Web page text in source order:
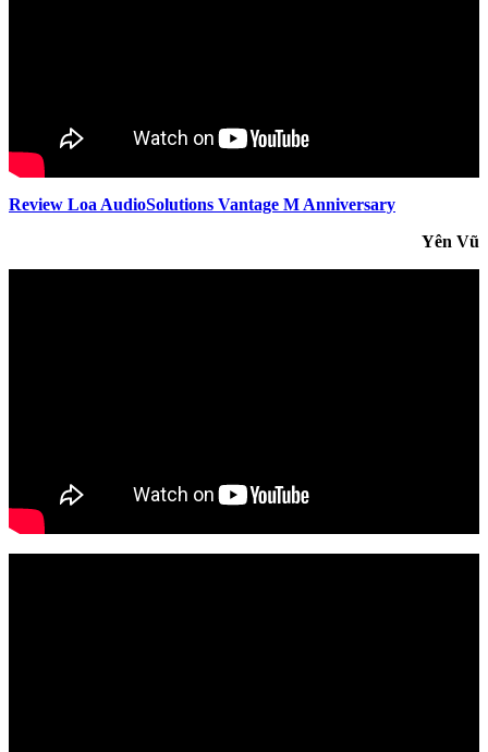
Review Loa AudioSolutions Vantage M Anniversary
Yên Vũ